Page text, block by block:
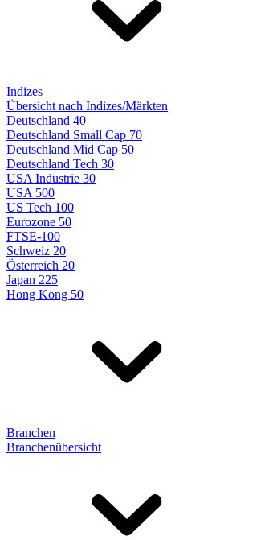
Indizes
Übersicht nach Indizes/Märkten
Deutschland 40
Deutschland Small Cap 70
Deutschland Mid Cap 50
Deutschland Tech 30
USA Industrie 30
USA 500
US Tech 100
Eurozone 50
FTSE-100
Schweiz 20
Österreich 20
Japan 225
Hong Kong 50
Branchen
Branchenübersicht